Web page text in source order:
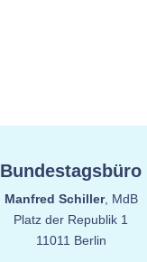
Bundestagsbüro
Manfred Schiller, MdB
Platz der Republik 1
11011 Berlin